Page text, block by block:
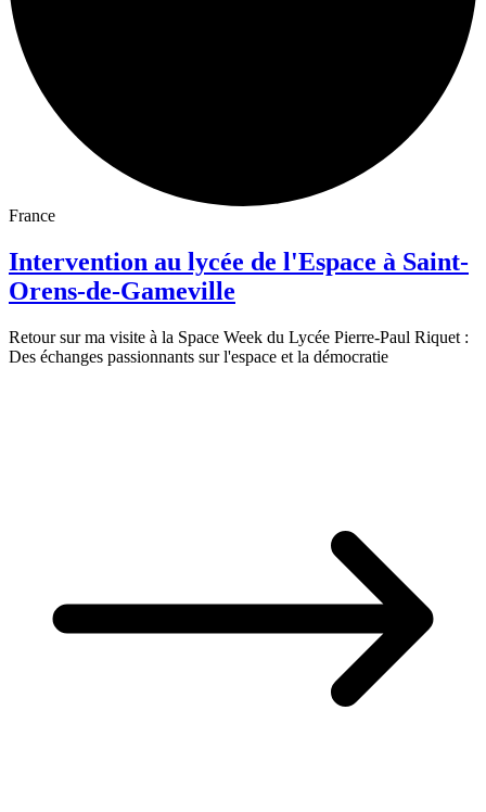
France
Intervention au lycée de l'Espace à Saint-
Orens-de-Gameville
Retour sur ma visite à la Space Week du Lycée Pierre-Paul Riquet :
Des échanges passionnants sur l'espace et la démocratie